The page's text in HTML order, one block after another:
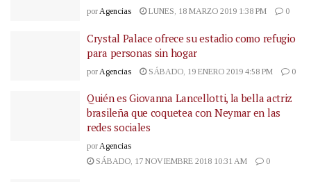
porAgencias LUNES, 18 MARZO 2019 1:38 PM 0
Crystal Palace ofrece su estadio como refugio
para personas sin hogar
por Agencias SÁBADO, 19 ENERO 2019 4:58 PM 0
Quién es Giovanna Lancellotti, la bella actriz
brasileña que coquetea con Neymar en las
redes sociales
porAgencias
SÁBADO, 17 NOVIEMBRE 2018 10:31 AM
0